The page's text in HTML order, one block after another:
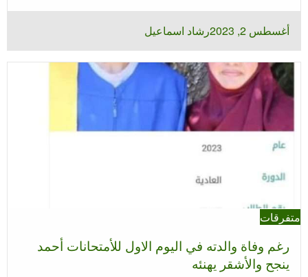
نُشر
في
أغسطس 2, 2023 رشاد اسماعيل
متفرقات
رغم وفاة والدته في اليوم الاول للأمتحانات أحمد
ينجح والأشقر يهنئه